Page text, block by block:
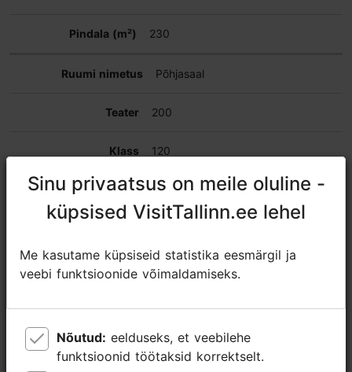
230
Põhjasaal
200
120
48
140
Jahisaal
Sinu privaatsus on meile oluline -
küpsised VisitTallinn.ee lehel
Me kasutame küpsiseid statistika eesmärgil ja
veebi funktsioonide võimaldamiseks.
Nõutud:
funktsioonid töötaksid korrektselt.
Sinu privaatsus on meile oluline -
küpsised VisitTallinn.ee lehel
Me kasutame küpsiseid statistika eesmärgil ja
veebi funktsioonide võimaldamiseks.
Nõutud:
funktsioonid töötaksid korrektselt.